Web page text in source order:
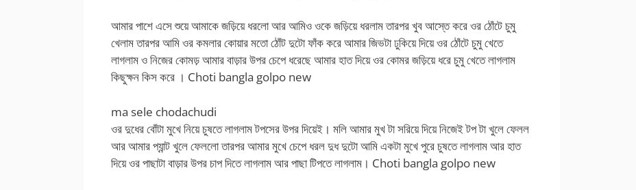
আমার পাশে এসে শুয়ে আমাকে জড়িয়ে ধরলো আর আমিও ওকে জড়িয়ে ধরলাম তারপর খুব আস্তে করে ওর ঠোঁটে চুমু
খেলাম তারপর আমি ওর কমলার কোয়ার মতো ঠোঁট দুটো ফাঁক করে আমার জিভটা ঢুকিয়ে দিয়ে ওর ঠোঁটে চুমু খেতে
লাগলাম ও নিজের কোমড় আমার বাড়ার উপর চেপে ধরেছে আমার হাত দিয়ে ওর কোমর জড়িয়ে ধরে চুমু খেতে লাগলাম
কিছুক্ষন কিস করে । Choti bangla golpo new
ma sele chodachudi
ওর দুধের বোঁটা মুখে নিয়ে চুষতে লাগলাম টপসের উপর দিয়েই। মলি আমার মুখ টা সরিয়ে দিয়ে নিজেই টপ টা খুলে ফেলল
আর আমার প্যান্ট খুলে ফেললো তারপর আমার মুখে চেপে ধরল দুধ দুটো আমি একটা মুখে পুরে চুষতে লাগলাম আর হাত
দিয়ে ওর পাছাটা বাড়ার উপর চাপ দিতে লাগলাম আর পাছা টিপতে লাগলাম। Choti bangla golpo new